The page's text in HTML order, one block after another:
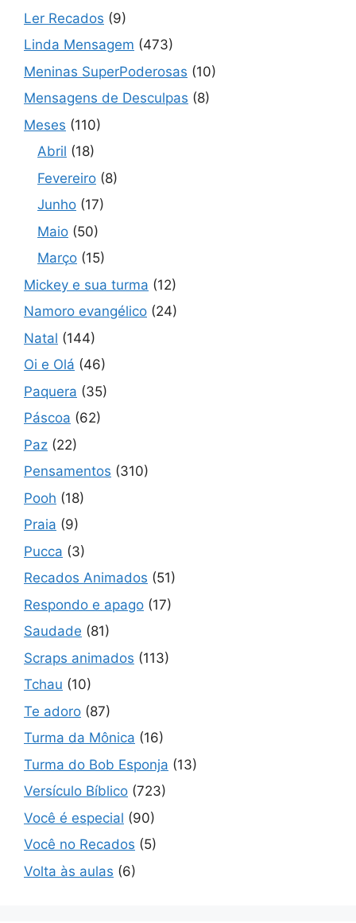
Ler Recados (9)
Linda Mensagem (473)
Meninas SuperPoderosas (10)
Mensagens de Desculpas (8)
Meses (110)
Abril (18)
Fevereiro (8)
Junho (17)
Maio (50)
Março (15)
Mickey e sua turma (12)
Namoro evangélico (24)
Natal (144)
Oi e Olá (46)
Paquera (35)
Páscoa (62)
Paz (22)
Pensamentos (310)
Pooh (18)
Praia (9)
Pucca (3)
Recados Animados (51)
Respondo e apago (17)
Saudade (81)
Scraps animados (113)
Tchau (10)
Te adoro (87)
Turma da Mônica (16)
Turma do Bob Esponja (13)
Versículo Bíblico (723)
Você é especial (90)
Você no Recados (5)
Volta às aulas (6)